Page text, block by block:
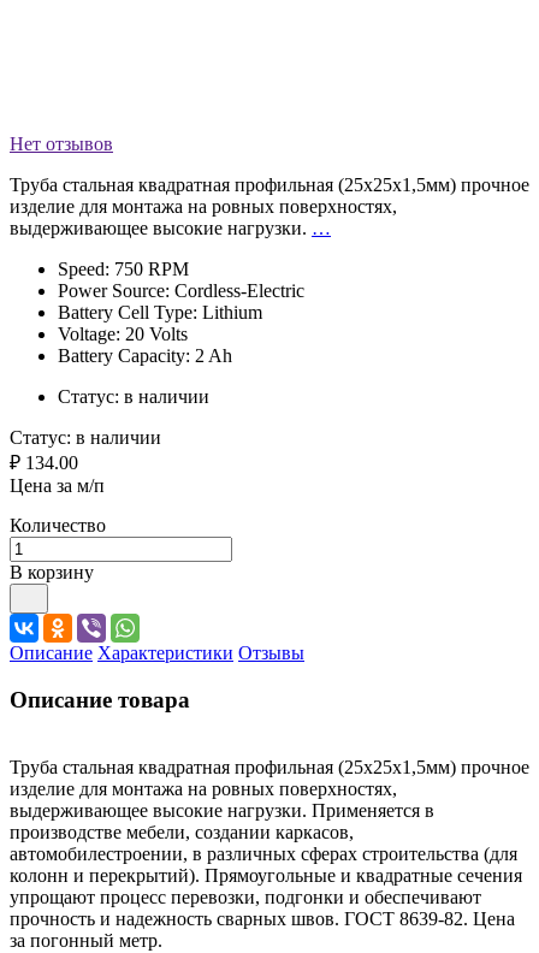
Нет отзывов
Труба стальная квадратная профильная (25х25х1,5мм) прочное
изделие для монтажа на ровных поверхностях,
выдерживающее высокие нагрузки. …
Speed: 750 RPM
Power Source: Cordless-Electric
Battery Cell Type: Lithium
Voltage: 20 Volts
Battery Capacity: 2 Ah
Статус: в наличии
Статус: в наличии
₽ 134.00
Цена за м/п
Количество
В корзину
Описание Характеристики Отзывы
Описание товара
Труба стальная квадратная профильная (25х25х1,5мм) прочное
изделие для монтажа на ровных поверхностях,
выдерживающее высокие нагрузки. Применяется в
производстве мебели, создании каркасов,
автомобилестроении, в различных сферах строительства (для
колонн и перекрытий). Прямоугольные и квадратные сечения
упрощают процесс перевозки, подгонки и обеспечивают
прочность и надежность сварных швов. ГОСТ 8639-82. Цена
за погонный метр.